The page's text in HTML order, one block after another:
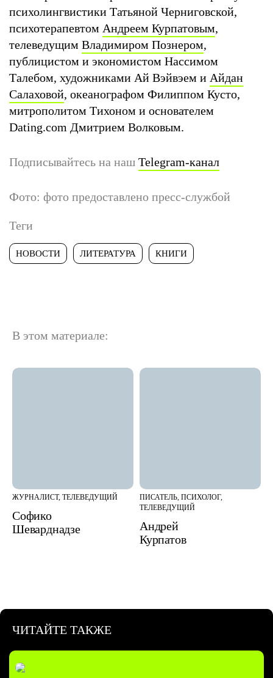
психолингвистики Татьяной Черниговской,
психотерапевтом Андреем Курпатовым,
телеведущим Владимиром Познером,
публицистом и экономистом Нассимом
Талебом, художниками Ай Вэйвэем и Айдан
Салаховой, океанографом Филиппом Кусто,
митрополитом Тихоном и основателем
Dating.com Дмитрием Волковым.
Подписывайтесь на наш Telegram-канал
Фото: фото предоставлено пресс-службой
Теги
НОВОСТИ ЛИТЕРАТУРА КНИГИ
В этом материале:
ЖУРНАЛИСТ, ТЕЛЕВЕДУЩИЙ
Софико
Шеварднадзе
ПИСАТЕЛЬ, ПСИХОЛОГ,
ТЕЛЕВЕДУЩИЙ
Андрей
Курпатов
ЧИТАЙТЕ ТАКЖЕ